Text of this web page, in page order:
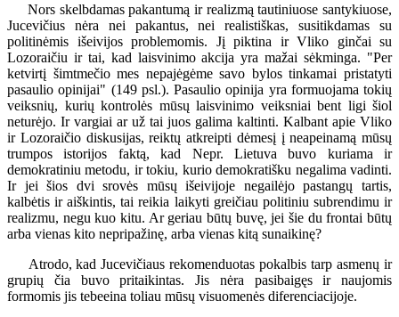
Nors skelbdamas pakantumą ir realizmą tautiniuose santykiuose,
Jucevičius nėra nei pakantus, nei realistiškas, susitikdamas su
politinėmis išeivijos problemomis. Jį piktina ir Vliko ginčai su
Lozoraičiu ir tai, kad laisvinimo akcija yra mažai sėkminga. "Per
ketvirtį šimtmečio mes nepajėgėme savo bylos tinkamai pristatyti
pasaulio opinijai" (149 psl.). Pasaulio opinija yra formuojama tokių
veiksnių, kurių kontrolės mūsų laisvinimo veiksniai bent ligi šiol
neturėjo. Ir vargiai ar už tai juos galima kaltinti. Kalbant apie Vliko
ir Lozoraičio diskusijas, reiktų atkreipti dėmesį į neapeinamą mūsų
trumpos istorijos faktą, kad Nepr. Lietuva buvo kuriama ir
demokratiniu metodu, ir tokiu, kurio demokratišku negalima vadinti.
Ir jei šios dvi srovės mūsų išeivijoje negailėjo pastangų tartis,
kalbėtis ir aiškintis, tai reikia laikyti greičiau politiniu subrendimu ir
realizmu, negu kuo kitu. Ar geriau būtų buvę, jei šie du frontai būtų
arba vienas kito nepripažinę, arba vienas kitą sunaikinę?
Atrodo, kad Jucevičiaus rekomenduotas pokalbis tarp asmenų ir
grupių čia buvo pritaikintas. Jis nėra pasibaigęs ir naujomis
formomis jis tebeeina toliau mūsų visuomenės diferenciacijoje.